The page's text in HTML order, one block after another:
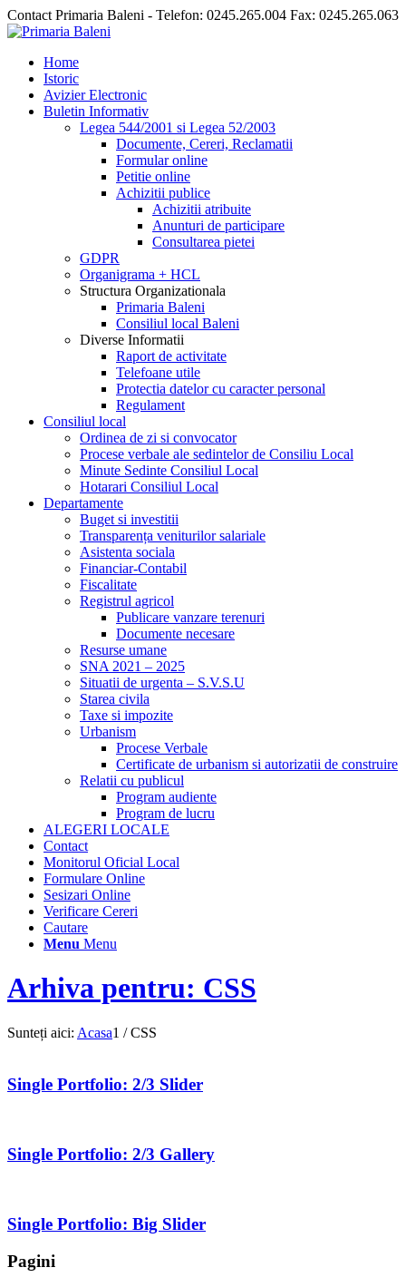
Contact Primaria Baleni - Telefon: 0245.265.004 Fax: 0245.265.063
Home
Istoric
Avizier Electronic
Buletin Informativ
Legea 544/2001 si Legea 52/2003
Documente, Cereri, Reclamatii
Formular online
Petitie online
Achizitii publice
Achizitii atribuite
Anunturi de participare
Consultarea pietei
GDPR
Organigrama + HCL
Structura Organizationala
Primaria Baleni
Consiliul local Baleni
Diverse Informatii
Raport de activitate
Telefoane utile
Protectia datelor cu caracter personal
Regulament
Consiliul local
Ordinea de zi si convocator
Procese verbale ale sedintelor de Consiliu Local
Minute Sedinte Consiliul Local
Hotarari Consiliul Local
Departamente
Buget si investitii
Transparența veniturilor salariale
Asistenta sociala
Financiar-Contabil
Fiscalitate
Registrul agricol
Publicare vanzare terenuri
Documente necesare
Resurse umane
SNA 2021 – 2025
Situatii de urgenta – S.V.S.U
Starea civila
Taxe si impozite
Urbanism
Procese Verbale
Certificate de urbanism si autorizatii de construire
Relatii cu publicul
Program audiente
Program de lucru
ALEGERI LOCALE
Contact
Monitorul Oficial Local
Formulare Online
Sesizari Online
Verificare Cereri
Cautare
Menu Menu
Arhiva pentru: CSS
Sunteți aici: Acasa1 / CSS
Single Portfolio: 2/3 Slider
Single Portfolio: 2/3 Gallery
Single Portfolio: Big Slider
Pagini